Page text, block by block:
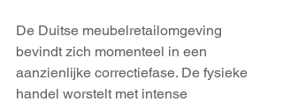
De Duitse meubelretailomgeving
bevindt zich momenteel in een
aanzienlijke correctiefase. De fysieke
handel worstelt met intense